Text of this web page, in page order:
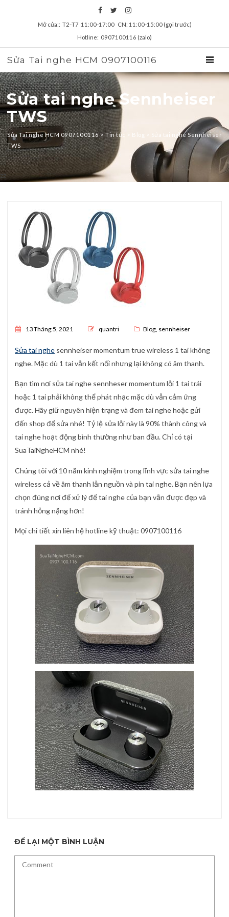
Mở cửa:: T2‑T7 11:00‑17:00 CN: 11:00‑15:00 (gọi trước)
Hotline: 0907100116 (zalo)
Sửa Tai nghe HCM 0907100116
Sửa tai nghe Sennheiser
TWS
Sửa Tai nghe HCM 0907100116>Tin tức Blog
Sửa tai nghe Sennheiser
TWS
zz
Posted on
13 Tháng 5, 2021 quantri Blog sennheiser
Sửa tai nghe sennheiser momentum true wireless 1 tai không
nghe. Mặc dù 1 tai vẫn kết nối nhưng lại không có âm thanh.
Bạn tìm nơi sửa tai nghe sennheser momentum lỗi 1 tai trái
hoặc 1 tai phải không thể phát nhạc mặc dù vẫn cảm ứng
được. Hãy giữ nguyên hiện trạng và đem tai nghe hoặc gửi
đến shop để sửa nhé! Tỷ lệ sửa lỗi này là 90% thành công và
tai nghe hoạt động bình thường như ban đầu. Chỉ có tại
SuaTaiNgheHCM nhé!
Chúng tôi với 10 năm kinh nghiệm trong lĩnh vực sửa tai nghe
wireless cả về âm thanh lẫn nguồn và pin tai nghe. Bạn nên lựa
chọn đúng nơi để xử lý để tai nghe của bạn vẫn được đẹp và
tránh hỏng nặng hơn!
Mọi chi tiết xin liên hệ hotline kỹ thuật: 0907100116
ĐỂ LẠI MỘT BÌNH LUẬN